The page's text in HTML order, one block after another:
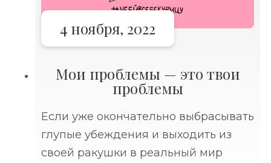
4 ноября, 2022
Мои проблемы — это твои
проблемы
Если уже окончательно выбрасывать
глупые убеждения и выходить из
своей ракушки в реальный мир